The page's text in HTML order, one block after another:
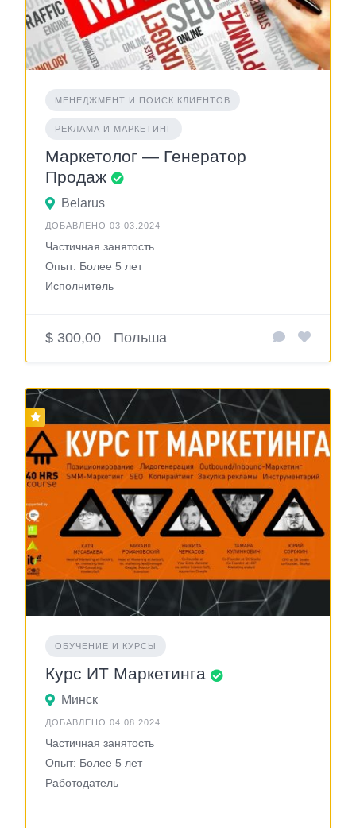
МЕНЕДЖМЕНТ И ПОИСК КЛИЕНТОВ
РЕКЛАМА И МАРКЕТИНГ
Маркетолог — Генератор
Продаж
Belarus
ДОБАВЛЕНО 03.03.2024
Частичная занятость
Опыт: Более 5 лет
Исполнитель
$ 300,00 Польша
ОБУЧЕНИЕ И КУРСЫ
Курс ИТ Маркетинга
Минск
ДОБАВЛЕНО 04.08.2024
Частичная занятость
Опыт: Более 5 лет
Работодатель